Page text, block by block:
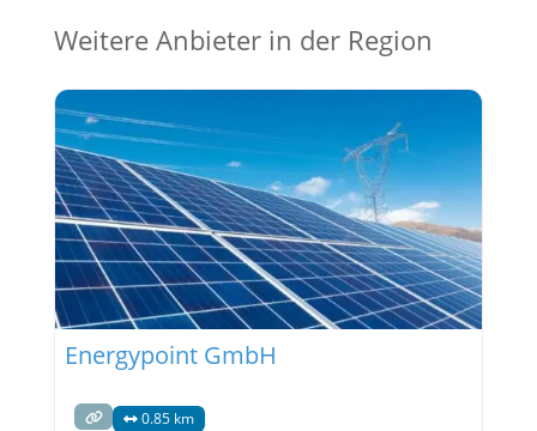
Weitere Anbieter in der Region
Energypoint GmbH
0.85 km